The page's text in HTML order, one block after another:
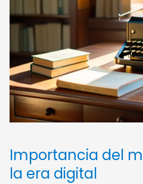
Importancia del
la era digital